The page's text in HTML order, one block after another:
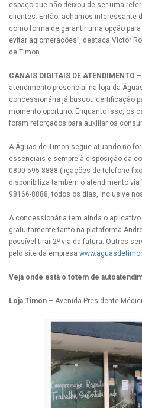
espaço que não deixou de ser uma
clientes. Então, achamos interessante
como forma de garantir uma opção
evitar aglomerações”, destaca Victor
de Timon.
CANAIS DIGITAIS DE ATENDIMENTO
atendimento presencial na loja da
concessionária já buscou certificação
momento oportuno. Enquanto isso, os
foram reforçados para auxiliar os
A Águas de Timon segue atuando no
essenciais e sempre à disposição da
0800 595 8888 (ligações de telefone
disponibiliza também o atendimento via
98166-8888, todos os dias, inclusive
A concessionária tem ainda o aplicativo
gratuitamente tanto na plataforma
possível tirar 2ª via da fatura. Outros
pelo site da empresa
Veja onde está o totem de
Loja Timon – Avenida Presidente